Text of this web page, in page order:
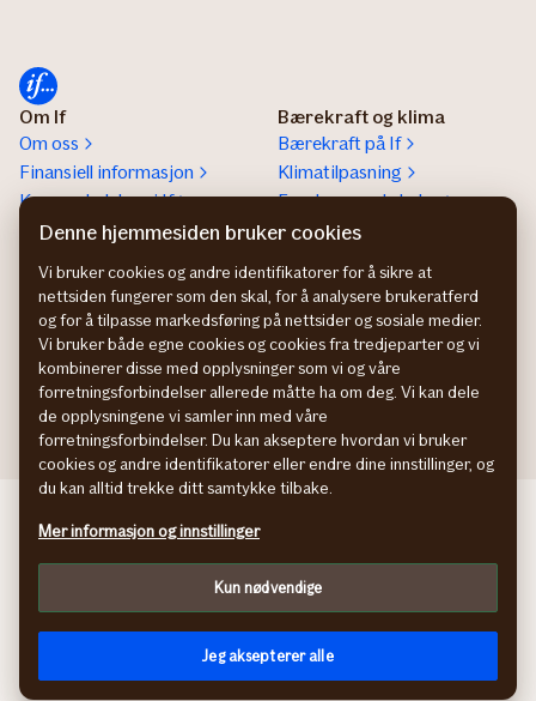
Om If
Om oss
Finansiell informasjon
Konsernledelsen i If
If helps a lot report
Bærekraft og klima
Bærekraft på If
Klimatilpasning
Forebyggende helse
Jobbe i If
Din karriere hos If
Studenter og nyutdannede
Ledige stillinger
Kontakt oss
Kundeservice privatkunder
Kundeservice
bedriftskunder
If Skadeforsikring DK
If Vahinkovakuutusyhtiö FI
Behandling av personopplysninger
Cookies
facebook
X
youtube
© If Skadeforsikring NUF
Denne hjemmesiden bruker cookies
Vi bruker cookies og andre identifikatorer for å sikre at
nettsiden fungerer som den skal, for å analysere brukeratferd
og for å tilpasse markedsføring på nettsider og sosiale medier.
Vi bruker både egne cookies og cookies fra tredjeparter og vi
kombinerer disse med opplysninger som vi og våre
forretningsforbindelser allerede måtte ha om deg. Vi kan dele
de opplysningene vi samler inn med våre
forretningsforbindelser. Du kan akseptere hvordan vi bruker
cookies og andre identifikatorer eller endre dine innstillinger, og
du kan alltid trekke ditt samtykke tilbake.
Mer informasjon og innstillinger
Kun nødvendige
Jeg aksepterer alle